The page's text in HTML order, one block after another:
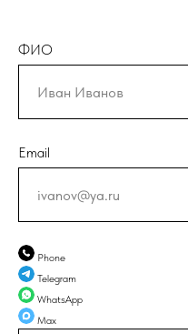
ФИО
Email
Phone
Telegram
WhatsApp
Max